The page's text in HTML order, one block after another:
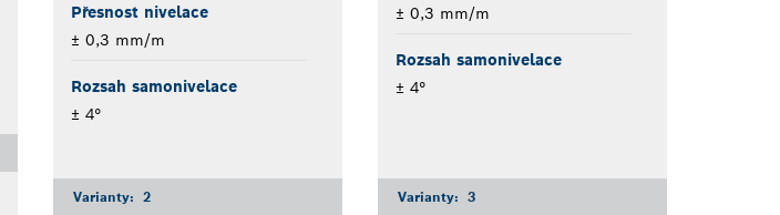
Přesnost nivelace
± 0,3 mm/m
Rozsah samonivelace
± 4°
Varianty: 2
± 0,3 mm/m
Rozsah samonivelace
± 4°
Varianty: 3